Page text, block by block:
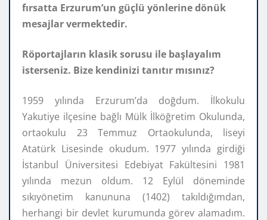
fırsatta Erzurum’un güçlü yönlerine dönük
mesajlar vermektedir.
Röportajların klasik sorusu ile başlayalım
isterseniz. Bize kendinizi tanıtır mısınız?
1959 yılında Erzurum’da doğdum. İlkokulu
Yakutiye ilçesine bağlı Mülk İlköğretim Okulunda,
ortaokulu 23 Temmuz Ortaokulunda, liseyi
Atatürk Lisesinde okudum. 1977 yılında girdiği
İstanbul Üniversitesi Edebiyat Fakültesini 1981
yılında mezun oldum. 12 Eylül döneminde
sıkıyönetim kanununa (1402) takıldığımdan,
herhangi bir devlet kurumunda görev alamadım.